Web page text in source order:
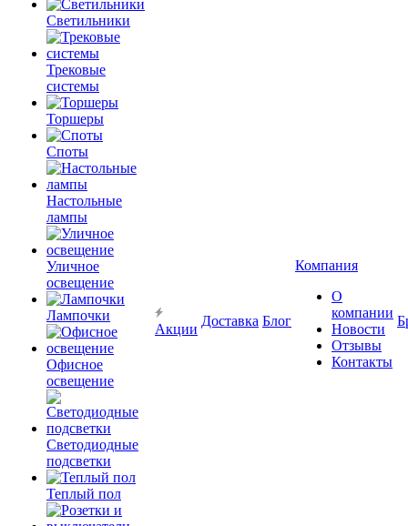
Светильники
Трековые
системы
Торшеры
Споты
Настольные
лампы
Уличное
освещение
Лампочки
Офисное
освещение
Светодиодные
подсветки
Теплый пол
Акции
Доставка Блог
Компания
О
компании
Новости
Отзывы
Контакты